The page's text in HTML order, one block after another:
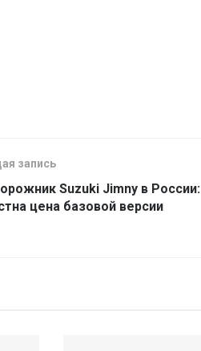
запись
Suzuki Jimny в России:
цена базовой версии